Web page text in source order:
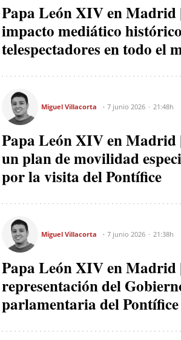
Papa León XIV en
impacto mediático
telespectadores en todo el
Miguel Villacorta 7 junio 2026 21:48h
Papa León XIV en
un plan de movilidad
por la visita del Pontífice
Miguel Villacorta 7 junio 2026 21:38h
Papa León XIV en Madrid
representación del
parlamentaria del Pontífice